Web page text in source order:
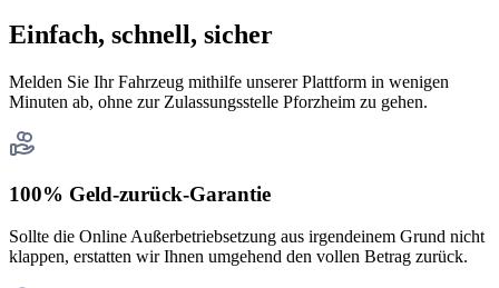
Einfach, schnell, sicher
Melden Sie Ihr Fahrzeug mithilfe unserer Plattform in wenigen
Minuten ab, ohne zur Zulassungsstelle Pforzheim zu gehen.
100% Geld-zurück-Garantie
Sollte die Online Außerbetriebsetzung aus irgendeinem Grund nicht
klappen, erstatten wir Ihnen umgehend den vollen Betrag zurück.